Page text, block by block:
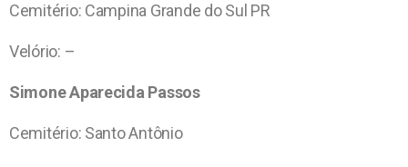
Cemitério: Campina Grande do Sul PR
Velório: –
Simone Aparecida Passos
Cemitério: Santo Antônio